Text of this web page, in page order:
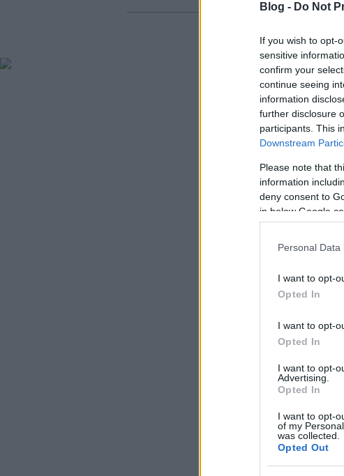
Blog - Do Not
If you wish to opt-
sensitive
confirm your
continue seeing
information
further disclosure
participants. This
Downstream
Please note that
information
deny consent to
in below Google
Personal
I want to opt-
Opted In
I want to opt-
Opted In
I want to opt-
Advertising.
Opted In
I want to opt-
of my
was collected.
Opted Out